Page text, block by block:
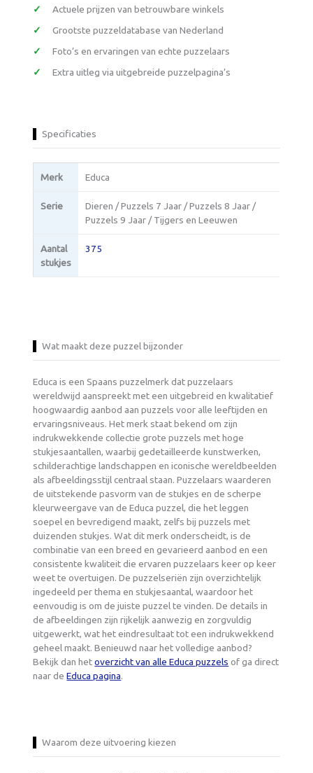
Actuele prijzen van betrouwbare winkels
Grootste puzzeldatabase van Nederland
Foto’s en ervaringen van echte puzzelaars
Extra uitleg via uitgebreide puzzelpagina’s
Specificaties
Merk Educa
Serie
Dieren / Puzzels 7 Jaar / Puzzels 8 Jaar /
Puzzels 9 Jaar / Tijgers en Leeuwen
Aantal
stukjes
375
Wat maakt deze puzzel bijzonder
Educa is een Spaans puzzelmerk dat puzzelaars
wereldwijd aanspreekt met een uitgebreid en kwalitatief
hoogwaardig aanbod aan puzzels voor alle leeftijden en
ervaringsniveaus. Het merk staat bekend om zijn
indrukwekkende collectie grote puzzels met hoge
stukjesaantallen, waarbij gedetailleerde kunstwerken,
schilderachtige landschappen en iconische wereldbeelden
als afbeeldingsstijl centraal staan. Puzzelaars waarderen
de uitstekende pasvorm van de stukjes en de scherpe
kleurweergave van de Educa puzzel, die het leggen
soepel en bevredigend maakt, zelfs bij puzzels met
duizenden stukjes. Wat dit merk onderscheidt, is de
combinatie van een breed en gevarieerd aanbod en een
consistente kwaliteit die ervaren puzzelaars keer op keer
weet te overtuigen. De puzzelseriën zijn overzichtelijk
ingedeeld per thema en stukjesaantal, waardoor het
eenvoudig is om de juiste puzzel te vinden. De details in
de afbeeldingen zijn rijkelijk aanwezig en zorgvuldig
uitgewerkt, wat het eindresultaat tot een indrukwekkend
geheel maakt. Benieuwd naar het volledige aanbod?
Bekijk dan hetoverzicht van alle Educa puzzels of ga direct
naar deEduca pagina.
Waarom deze uitvoering kiezen